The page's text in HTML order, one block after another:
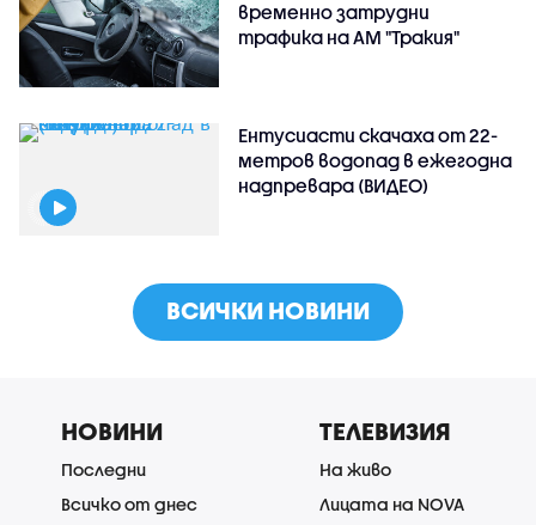
временно затрудни
трафика на АМ "Тракия"
Ентусиасти скачаха от 22-
метров водопад в ежегодна
надпревара (ВИДЕО)
ВСИЧКИ НОВИНИ
НОВИНИ
Последни
Всичко от днес
ТЕЛЕВИЗИЯ
На живо
Лицата на NOVA